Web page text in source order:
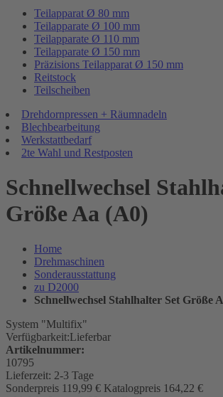
Teilapparat Ø 80 mm
Teilapparate Ø 100 mm
Teilapparate Ø 110 mm
Teilapparate Ø 150 mm
Präzisions Teilapparat Ø 150 mm
Reitstock
Teilscheiben
Drehdornpressen + Räumnadeln
Blechbearbeitung
Werkstattbedarf
2te Wahl und Restposten
Schnellwechsel
Größe Aa (A0)
Home
Drehmaschinen
Sonderausstattung
zu D2000
Schnellwechsel Stahlhalter Set Größe
System "Multifix"
Verfügbarkeit:Lieferbar
Artikelnummer:
10795
Lieferzeit: 2-3 Tage
Sonderpreis 119,99 € Katalogpreis 164,22 €